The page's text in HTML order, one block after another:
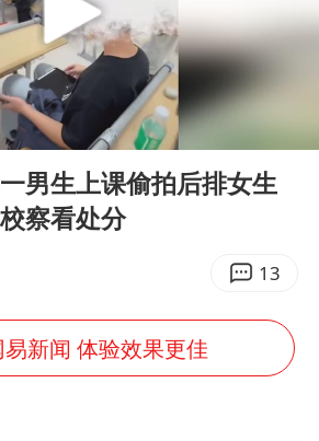
U17国足1分钟轰2球
五粮液渠道价一箱上涨近百元
宇树科技发行价格150.80元/股
法国将禁止“未经同意的电话营销”
27岁女子成组织卖淫集团主犯被通缉
吉林一“温度计大楼”读数爆表
男生上课偷拍后排女生
察看处分
13
新闻 体验效果更佳